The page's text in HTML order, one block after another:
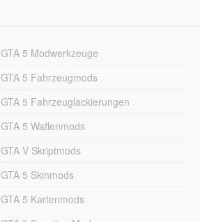
GTA 5 Modwerkzeuge
GTA 5 Fahrzeugmods
GTA 5 Fahrzeuglackierungen
GTA 5 Waffenmods
GTA V Skriptmods
GTA 5 Skinmods
GTA 5 Kartenmods